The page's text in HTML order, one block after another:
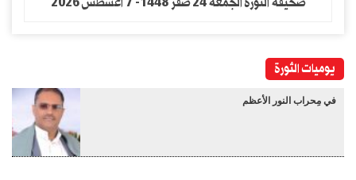
يوميات الثورة
في مِحراب النور الأعظم